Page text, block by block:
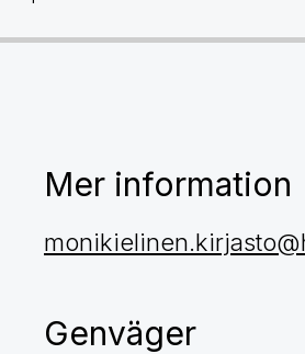
Mer information
Genväger